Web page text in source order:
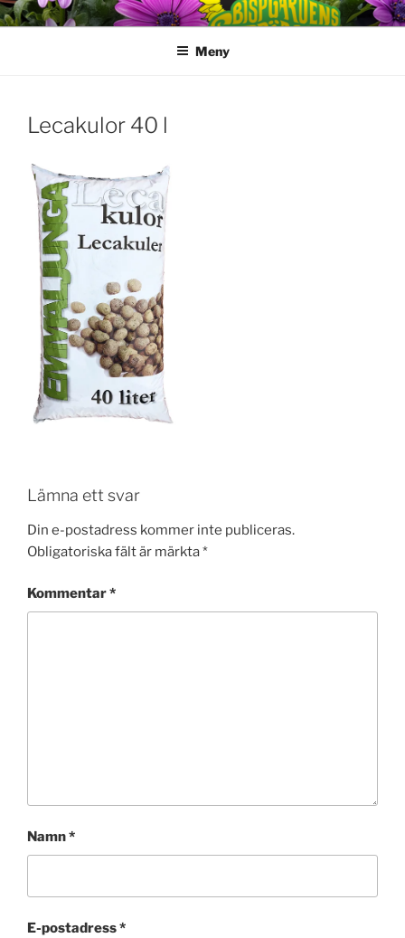
Hoppa
till
Meny
Lecakulor 40 l
Lämna ett svar
Din e-postadress kommer inte publiceras.
Obligatoriska fält är märkta*
Kommentar*
Namn*
E-postadress*